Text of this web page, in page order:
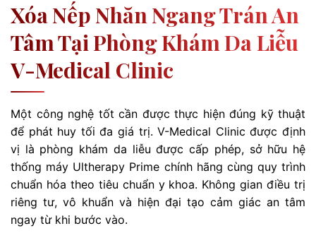
Xóa Nếp Nhăn Ngang Trán An
Tâm Tại Phòng Khám Da Liễu
V-Medical Clinic
Một công nghệ tốt cần được thực hiện đúng kỹ thuật
để phát huy tối đa giá trị. V-Medical Clinic được định
vị là phòng khám da liễu được cấp phép, sở hữu hệ
thống máy Ultherapy Prime chính hãng cùng quy trình
chuẩn hóa theo tiêu chuẩn y khoa. Không gian điều trị
riêng tư, vô khuẩn và hiện đại tạo cảm giác an tâm
ngay từ khi bước vào.